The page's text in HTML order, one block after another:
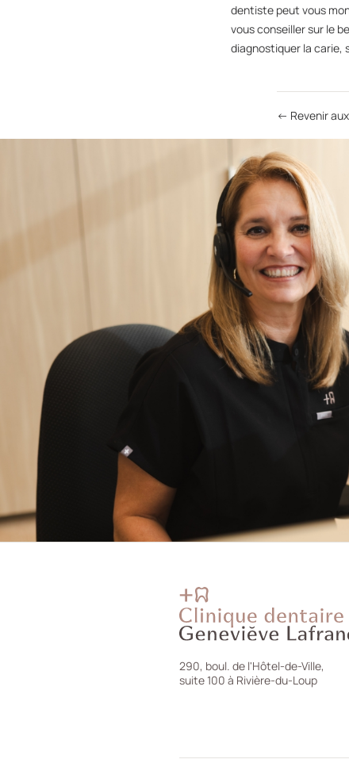
dentiste peut vous
vous conseiller sur le
diagnostiquer la carie,
← Revenir
290, boul. de l'Hôtel-de-Ville,
suite 100 à Rivière-du-Loup